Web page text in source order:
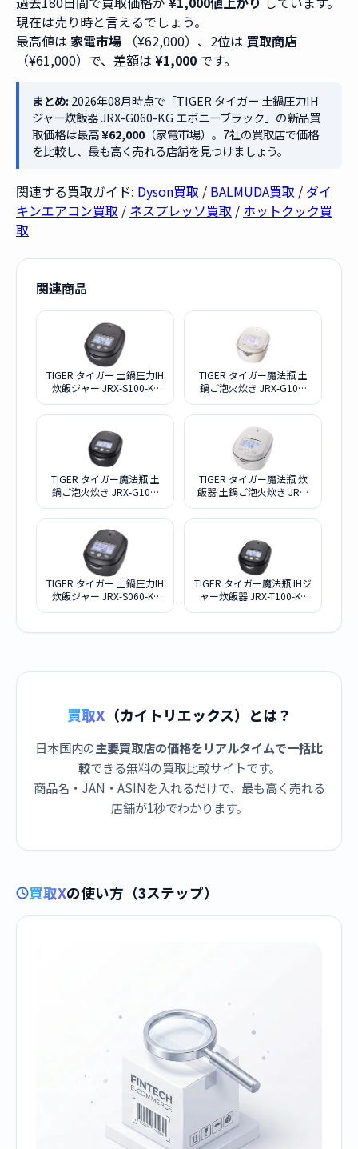
現在は売り時と言えるでしょう。
最高値は 家電市場 （¥62,000）、2位は 買取商店
（¥61,000）で、差額は ¥1,000 です。
まとめ:2026年08月時点で「TIGER タイガー 土鍋圧力IH
ジャー炊飯器 JRX-G060-KG エボニーブラック」の新品買
取価格は最高¥62,000（家電市場）。7社の買取店で価格
を比較し、最も高く売れる店舗を見つけましょう。
関連する買取ガイド: Dyson買取 / BALMUDA買取 / ダイ
キンエアコン買取 / ネスプレッソ買取 / ホットクック買
取
関連商品
TIGER タイガー 土鍋圧力IH
炊飯ジャー JRX-S100-KS
TIGER タイガー魔法瓶 土
鍋ご泡火炊き JRX-G100-
TIGER タイガー魔法瓶 土
鍋ご泡火炊き JRX-G100-
TIGER タイガー魔法瓶 炊
飯器 土鍋ご泡火炊き JRX-
TIGER タイガー 土鍋圧力IH
炊飯ジャー JRX-S060-KS
TIGER タイガー魔法瓶 IHジ
ャー炊飯器 JRX-T100-KT
買取X （カイトリエックス）とは？
日本国内の主要買取店の価格をリアルタイムで一括比
較できる無料の買取比較サイトです。
商品名・JAN・ASINを入れるだけで、最も高く売れる
店舗が1秒でわかります。
買取Xの使い方（3ステップ）